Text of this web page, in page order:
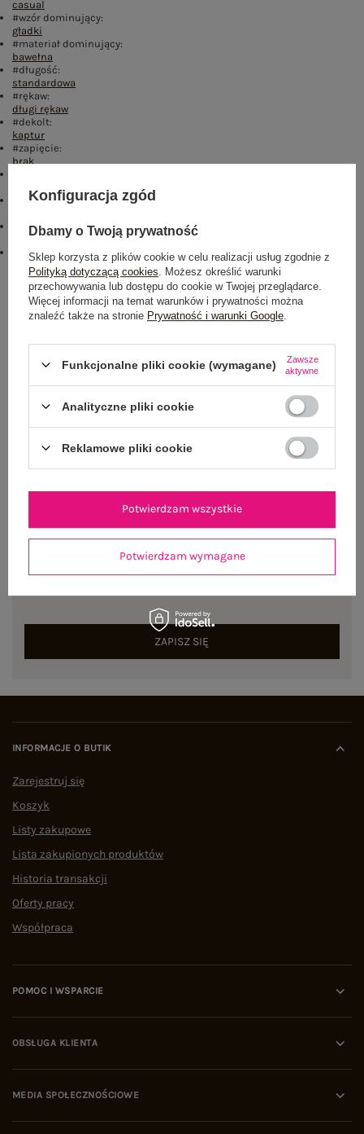
casual
#wzór dominujący:
gładki
#materiał dominujący:
bawełna
#długość:
standardowa
#rękaw:
długi rękaw
#dekolt:
kaptur
#zapięcie:
brak
#skład materiału :
#sposób prania :
pranie w pralce w 30°C
#modelka:
Modelka ma na sobie rozmiar S. Wymiary modelki: wzrost 167 cm,
biust 82 cm, talia 64 cm, biodra 91 cm.
Rozmiar: L
Dostępny
Centrum Logistyczne Nadarzyn
NEWSLETTER
Zapisz się do naszego newslettera i otrzymaj 15% zniżki na
ZAPISZ SIĘ
INFORMACJE O BUTIK
Zarejestruj się
Koszyk
Listy zakupowe
Lista zakupionych produktów
Historia transakcji
Oferty pracy
Współpraca
POMOC I WSPARCIE
OBSŁUGA KLIENTA
MEDIA SPOŁECZNOŚCIOWE
Konfiguracja zgód
Dbamy o Twoją prywatność
Sklep korzysta z plików cookie w celu realizacji usług zgodnie z
Polityką dotyczącą cookies . Możesz określić warunki
przechowywania lub dostępu do cookie w Twojej przeglądarce.
Więcej informacji na temat warunków i prywatności można
znaleźć także na stronie Prywatność i warunki Google
Funkcjonalne pliki cookie (wymagane)
Zawsze
aktywne
Analityczne pliki cookie
Reklamowe pliki cookie
Potwierdzam wymagane
Potwierdzam wszystkie